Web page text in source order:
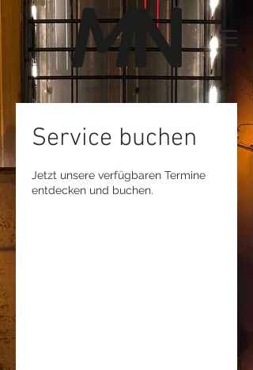
Service buchen
Jetzt unsere verfügbaren Termine
entdecken und buchen.